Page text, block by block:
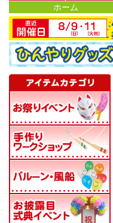
模擬店グッズ
ホーム